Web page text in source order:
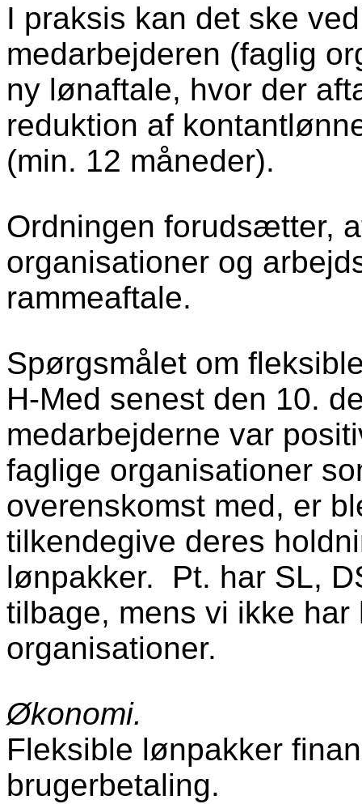
I praksis kan det ske
medarbejderen (faglig
ny lønaftale, hvor der
reduktion af
(min. 12 måneder).
Ordningen forudsætter,
organisationer og
rammeaftale.
Spørgsmålet om
H-Med senest den 10.
medarbejderne var
faglige organisationer
overenskomst med, er
tilkendegive deres
lønpakker. Pt. har SL,
tilbage, mens vi ikke
organisationer.
Økonomi.
Fleksible lønpakker
brugerbetaling.